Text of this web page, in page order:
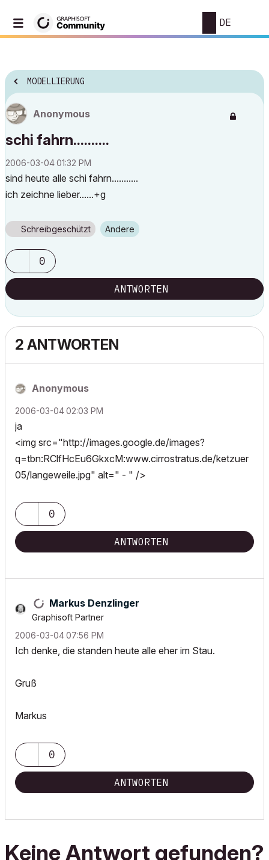
DE
MODELLIERUNG
Anonymous
schi fahrn..........
‎2006-03-0401:32 PM
sind heute alle schi fahrn...........
ich zeichne lieber......+g
Schreibgeschützt Andere
0
ANTWORTEN
2 ANTWORTEN
Anonymous
‎2006-03-0402:03 PM
ja
<img src="http://images.google.de/images?
q=tbn:RClfHcEu6GkxcM:www.cirrostratus.de/ketzuer
05/langeweile.jpg" alt=" - " />
0
ANTWORTEN
Markus Denzlinger
Graphisoft Partner
‎2006-03-0407:56 PM
Ich denke, die standen heute alle eher im Stau.
Gruß
Markus
0
ANTWORTEN
Keine Antwort gefunden?